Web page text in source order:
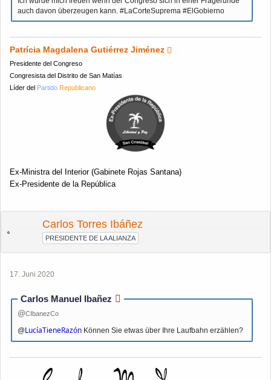
auch davon überzeugen kann. #LaCorteSuprema #ElGobierno
Patrícia Magdalena Gutiérrez Jiménez
Presidente del Congreso
Congresista del Distrito de San Matías
Líder del Partido Republicano
Ex-Ministra del Interior (Gabinete Rojas Santana)
Ex-Presidente de la República
Carlos Torres Ibáñez
PRESIDENTE DE LA ALIANZA
17. Juni 2020
Carlos Manuel Ibañez
CIbanezCo
@LucíaTieneRazón Können Sie etwas über Ihre Laufbahn erzählen?